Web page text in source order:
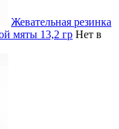
Жевательная резинка
мяты 13,2 гр Нет в